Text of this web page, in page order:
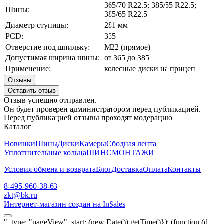
Шины:
365/70 R22.5; 385/55 R22.5;
385/65 R22.5
Диаметр ступицы:
281 мм
PCD:
335
Отверстие под шпильку:
М22 (прямое)
Допустимая ширина шины: от 365 до 385
Применение:
колесные диски на прицеп
Отзывы
Оставить отзыв
Отзыв успешно отправлен.
Он будет проверен администратором перед публикацией.
Перед публикацией отзывы проходят модерацию
Каталог
НовинкиШиныДискиКамерыОбодная лента
Уплотнительные кольцаШИНОМОНТАЖИ
Условия обмена и возвратаБлогДоставкаОплатаКонтакты
8-495-960-38-63
zkt@bk.ru
Интернет-магазин создан на InSales
", type: "pageView", start: (new Date()).getTime()}); (function (d,